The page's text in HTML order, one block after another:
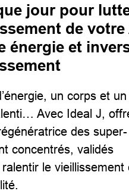
jour pour
de votre
énergie et
un corps et
Avec Ideal J,
des super-
concentrés, validés
le vieillissement